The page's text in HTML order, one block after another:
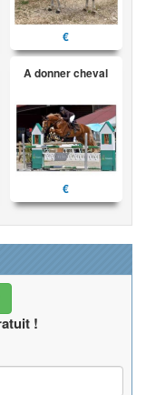
€
A donner cheval
€
!